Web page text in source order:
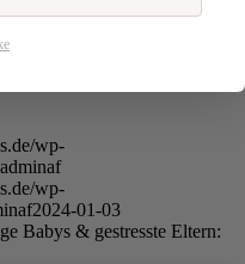
wp-
adminaf
wp-
2024-01-03
Babys & gestresste Eltern: